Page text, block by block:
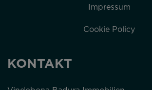
Impressum
Cookie Policy
KONTAKT